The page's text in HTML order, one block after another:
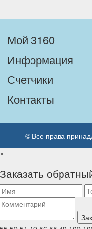
Мой 3160
Информация
Счетчики
Контакты
© Все права
×
Заказать